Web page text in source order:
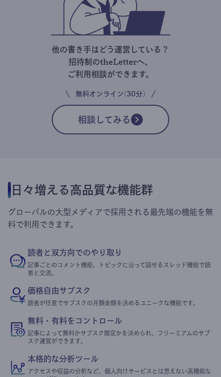
他の書き手はどう運営している？
招待制のtheLetterへ、
ご利用相談ができます。
無料オンライン(30分)
相談してみる
日々増える高品質な機能群
グローバルの大型メディアで採用される最先端の機能を無
料で利用できます。
読者と双方向でのやり取り
記事ごとのコメント機能、トピックに沿って話せるスレッド機能で読
者と交流。
価格自由サブスク
読者が任意でサブスクの月額金額を決めるユニークな機能です。
無料・有料をコントロール
記事によって無料かサブスク限定かを決められ、フリーミアムのサブ
スク運営ができます。
本格的な分析ツール
アクセスや収益の分析など、個人向けサービスとは思えない高機能な